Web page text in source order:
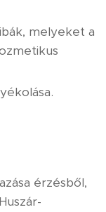
melyeket a
érzésből,